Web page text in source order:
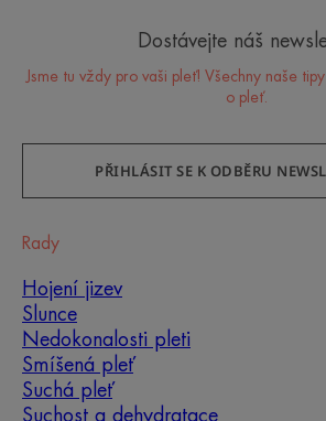
Dostávejte náš
Jsme tu vždy pro vaši pleť! Všechny naše
o pleť.
PŘIHLÁSIT SE K ODBĚRU
Rady
Hojení jizev
Slunce
Nedokonalosti pleti
Smíšená pleť
Suchá pleť
Suchost a dehydratace